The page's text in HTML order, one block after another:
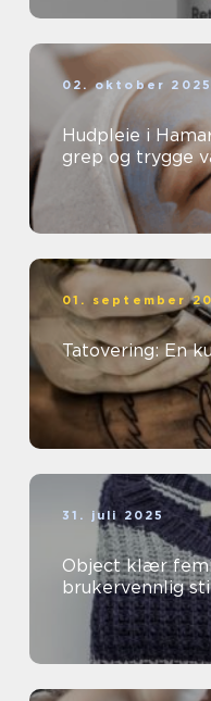
02. oktober 2025
Hudpleie i
grep og trygge
01. september
Tatovering: En
31. juli 2025
Object klær feminine plagg med
brukervennlig